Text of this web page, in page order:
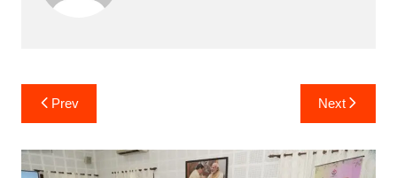
Post
navigation
Prev Next